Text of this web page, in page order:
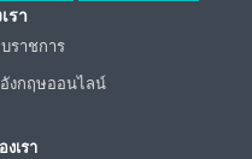
รา
ราชการ
งกฤษออนไลน์
เรา